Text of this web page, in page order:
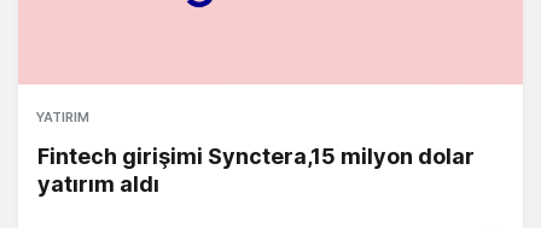
YATIRIM
Fintech girişimi Synctera,15 milyon dolar
yatırım aldı